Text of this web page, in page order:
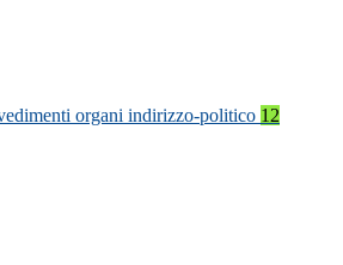
organi indirizzo-politico 12